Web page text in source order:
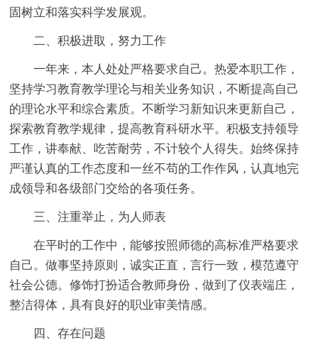
固树立和落实科学发展观。
二、积极进取，努力工作
一年来，本人处处严格要求自己。热爱本职工作，
坚持学习教育教学理论与相关业务知识，不断提高自己
的理论水平和综合素质。不断学习新知识来更新自己，
探索教育教学规律，提高教育科研水平。积极支持领导
工作，讲奉献、吃苦耐劳，不计较个人得失。始终保持
严谨认真的工作态度和一丝不苟的工作作风，认真地完
成领导和各级部门交给的各项任务。
三、注重举止，为人师表
在平时的工作中，能够按照师德的高标准严格要求
自己。做事坚持原则，诚实正直，言行一致，模范遵守
社会公德。修饰打扮适合教师身份，做到了仪表端庄，
整洁得体，具有良好的职业审美情感。
四、存在问题